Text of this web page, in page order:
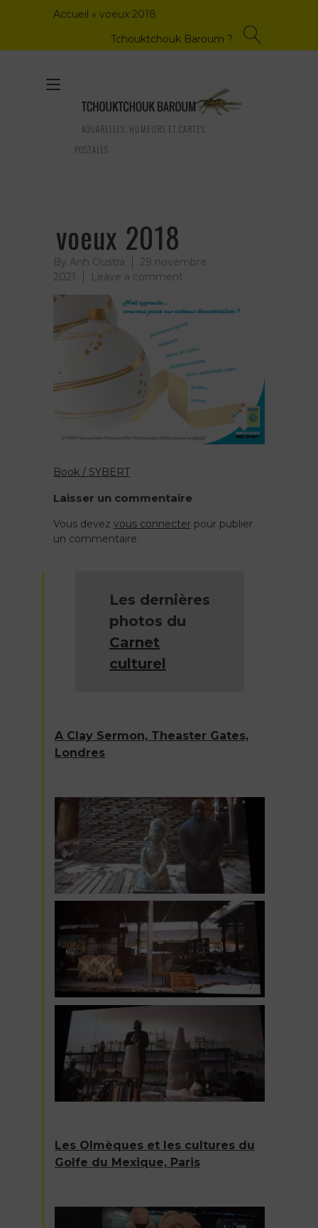
Accueil » voeux 2018
Tchouktchouk Baroum ?
AQUARELLES, HUMEURS ET CARTES
POSTALES
Toggle
navigation
voeux 2018
By Anh Oustra
29 novembre
2021
Leave a commenton
2018
Navigation
de
l’article
Book / SYBERT
Laisser un commentaire
Vous devez vous connecterpour publier
un commentaire.
Les dernières
photos du
Carnet
culturel
A Clay Sermon, Theaster Gates,
Londres
Les Olmèques et les cultures du
Golfe du Mexique, Paris